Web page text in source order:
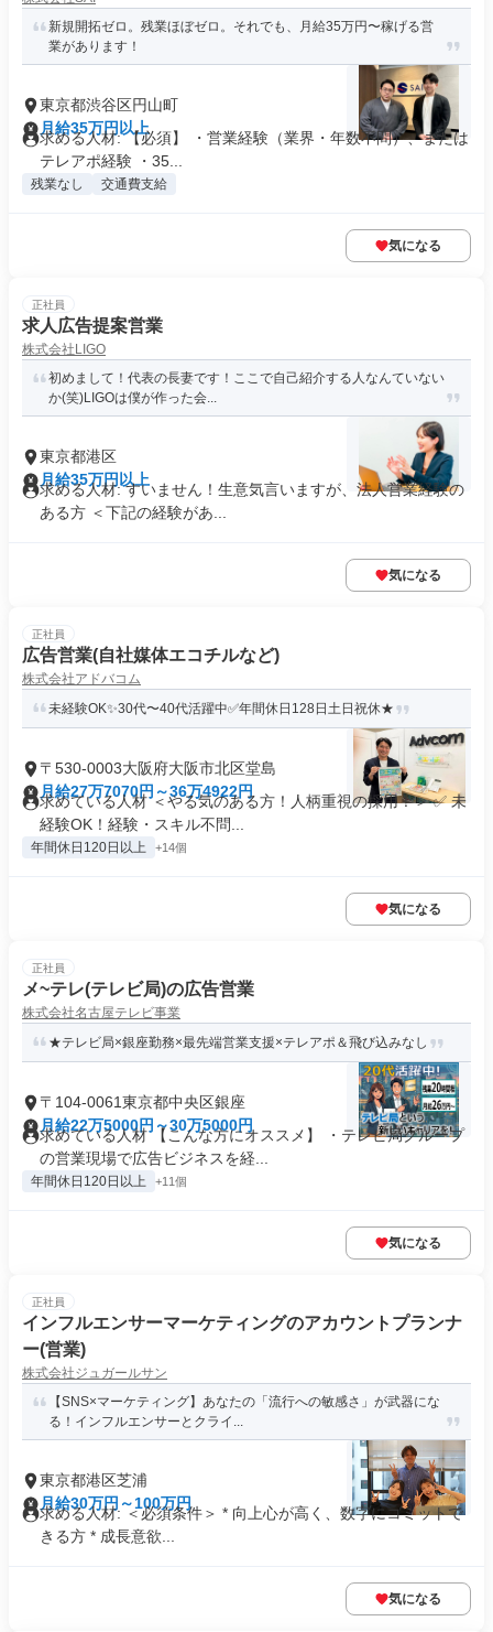
新規開拓ゼロ。残業ほぼゼロ。それでも、月給35万円〜稼げる営
業があります！
東京都渋谷区円山町
月給35万円以上
求める人材: 【必須】 ・営業経験（業界・年数不問）、または
テレアポ経験 ・35...
残業なし 交通費支給
気になる
正社員
求人広告提案営業
株式会社LIGO
初めまして！代表の長妻です！ここで自己紹介する人なんていない
か(笑)LIGOは僕が作った会...
東京都港区
月給35万円以上
求める人材: すいません！生意気言いますが、法人営業経験の
ある方 ＜下記の経験があ...
気になる
正社員
広告営業(自社媒体エコチルなど)
株式会社アドバコム
未経験OK✨30代〜40代活躍中✅年間休日128日土日祝休★
〒530-0003大阪府大阪市北区堂島
月給27万7070円～36万4922円
求めている人材 ＜やる気のある方！人柄重視の採用！＞ ✅ 未
経験OK！経験・スキル不問...
年間休日120日以上 +14個
気になる
正社員
メ~テレ(テレビ局)の広告営業
株式会社名古屋テレビ事業
★テレビ局×銀座勤務×最先端営業支援×テレアポ＆飛び込みなし
〒104-0061東京都中央区銀座
月給22万5000円～30万5000円
求めている人材 【こんな方にオススメ】 ・テレビ局グループ
の営業現場で広告ビジネスを経...
年間休日120日以上 +11個
気になる
正社員
インフルエンサーマーケティングのアカウントプランナ
ー(営業)
株式会社ジュガールサン
【SNS×マーケティング】あなたの「流行への敏感さ」が武器にな
る！インフルエンサーとクライ...
東京都港区芝浦
月給30万円～100万円
求める人材: ＜必須条件＞ * 向上心が高く、数字にコミットで
きる方 * 成長意欲...
気になる